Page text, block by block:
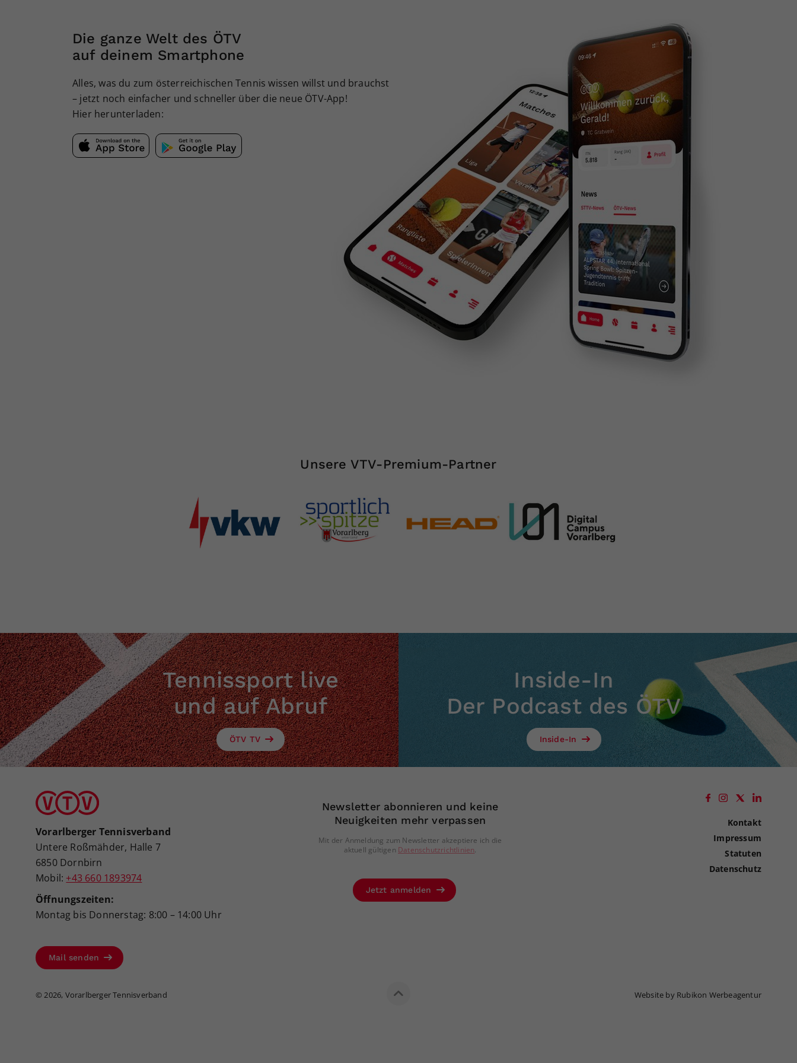
Die ganze Welt des ÖTV
auf deinem Smartphone
Alles, was du zum österreichischen Tennis wissen willst und brauchst
– jetzt noch einfacher und schneller über die neue ÖTV-App!
Hier herunterladen:
Unsere VTV-Premium-Partner
Tennissport live
und auf Abruf
ÖTV TV
Inside-In
Der Podcast des ÖTV
Inside-In
Vorarlberger Tennisverband
Untere Roßmähder, Halle 7
6850 Dornbirn
Mobil: +43 660 1893974
Öffnungszeiten:
Montag bis Donnerstag: 8:00 – 14:00 Uhr
Mail senden
Newsletter abonnieren und keine
Neuigkeiten mehr verpassen
Mit der Anmeldung zum Newsletter akzeptiere ich die
aktuell gültigen Datenschutzrichtlinien.
Jetzt anmelden
Kontakt
Impressum
Statuten
Datenschutz
©2026, Vorarlberger Tennisverband Website by Rubikon Werbeagentur